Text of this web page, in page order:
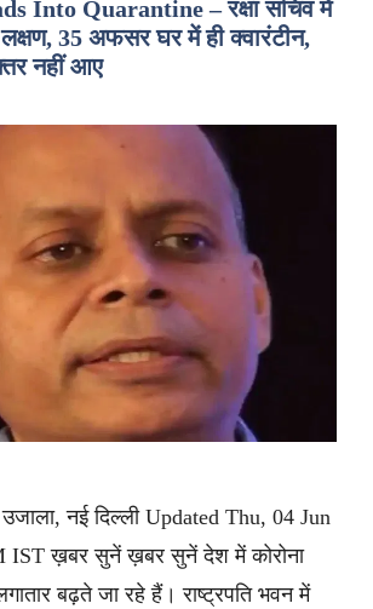
Into Quarantine – रक्षा सचिव में
35 अफसर घर में ही क्वारंटीन,
नहीं आए
नई दिल्ली Updated Thu, 04 Jun
IST ख़बर सुनें ख़बर सुनें देश में कोरोना
बढ़ते जा रहे हैं। राष्ट्रपति भवन में